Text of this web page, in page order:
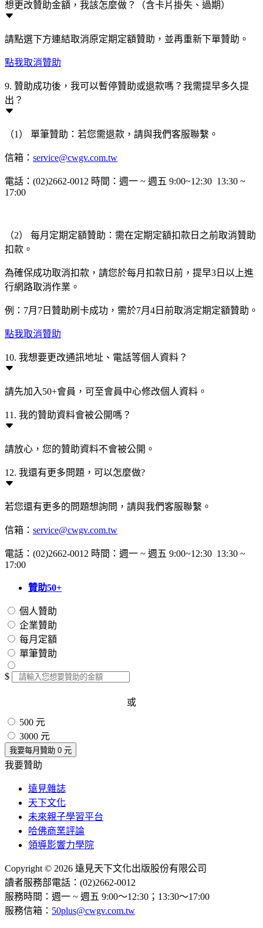
想更改贊助金額，我該怎麼做？（含卡片掛失、過期）
請點選下方連結取消原定期定額贊助，並再重新下單贊助。
點我取消贊助
9. 贊助成功後，我可以暫停贊助或退款嗎？我需提早多久提
出？
（1） 單筆贊助：若您需退款，請與我們客服聯繫。
信箱： service@cwgv.com.tw
電話：(02)2662-0012 時間：週一 ~ 週五 9:00~12:30 13:30 ~
17:00
（2） 每月定期定額贊助：需在定期定額扣款日之前取消贊助
扣款。
為確保成功取消扣款，請您於每月扣款日前，提早3日以上進
行網路取消作業。
例：7月7日贊助刷卡成功，需於7月4日前取消定期定額贊助。
點我取消贊助
10. 我想要更改通訊地址、電話等個人資料？
請先加入50+會員，可至會員中心修改個人資料。
11. 我的贊助資料會被公開嗎？
請放心，您的贊助資料不會被公開。
12. 我還有更多問題，可以怎麼做?
若您還有更多的問題想詢問，請與我們客服聯繫。
信箱： service@cwgv.com.tw
電話：(02)2662-0012 時間：週一 ~ 週五 9:00~12:30 13:30 ~
17:00
贊助50+
個人贊助
企業贊助
每月定額
單筆贊助
$
或
500 元
3000 元
我要每月贊助 0 元
我要贊助
遠見雜誌
天下文化
未來親子學習平台
哈佛商業評論
領導影響力學院
Copyright © 2026 遠見天下文化出版股份有限公司
讀者服務部電話：(02)2662-0012
服務時間：週一 ~ 週五 9:00～12:30；13:30～17:00
服務信箱： 50plus@cwgv.com.tw